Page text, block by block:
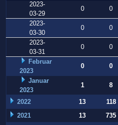
2023-
03-29
0 0
2023-
03-30
0 0
2023-
03-31
0 0
Februar
2023
0 0
Januar
2023
1 8
2022 13 118
2021
13 735